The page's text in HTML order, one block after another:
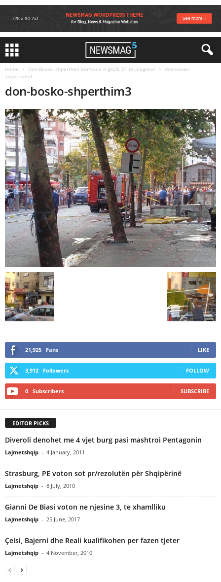
Home Don Bosko, shperthen bombula e gazit, 21 te plagosur
don-bosko-
shperthim3
don-bosko-shperthim3
21,925 Fans LIKE
3,912 Followers FOLLOW
0 Subscribers SUBSCRIBE
EDITOR PICKS
Diveroli denohet me 4 vjet burg pasi mashtroi Pentagonin
Lajmetshqip - 4 January, 2011
Strasburg, PE voton sot pr/rezolutën për Shqipërinë
Lajmetshqip - 8 July, 2010
Gianni De Biasi voton ne njesine 3, te xhamlliku
Lajmetshqip - 25 June, 2017
Çelsi, Bajerni dhe Reali kualifikohen per fazen tjeter
Lajmetshqip - 4 November, 2010